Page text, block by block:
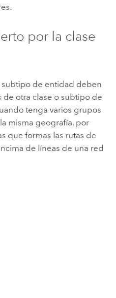
por la clase
subtipo de entidad deben
de otra clase o subtipo de
tenga varios grupos
misma geografía, por
que formas las rutas de
de líneas de una red